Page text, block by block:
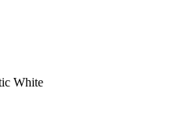
White